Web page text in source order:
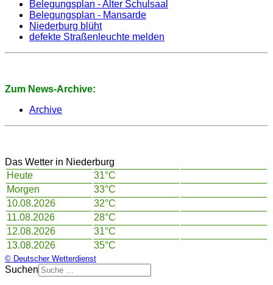
Belegungsplan - Alter Schulsaal
Belegungsplan - Mansarde
Niederburg blüht
defekte Straßenleuchte melden
Zum News-Archive:
Archive
Das Wetter in Niederburg
Heute
31°C
Morgen
33°C
10.08.2026
32°C
11.08.2026
28°C
12.08.2026
31°C
13.08.2026
35°C
© Deutscher Wetterdienst
Suchen